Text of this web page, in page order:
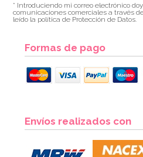
* Introduciendo mi correo electrónico
comunicaciones comerciales a través
leído la política de Protección de Datos.
Formas de pago
Envíos realizados con